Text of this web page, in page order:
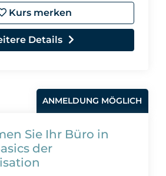
Kurs merken
Details
ANMELDUNG MÖGLICH
Sie Ihr Büro in
der